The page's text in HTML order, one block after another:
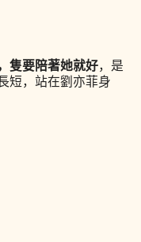
隻要陪著她就好，是
短，站在劉亦菲身